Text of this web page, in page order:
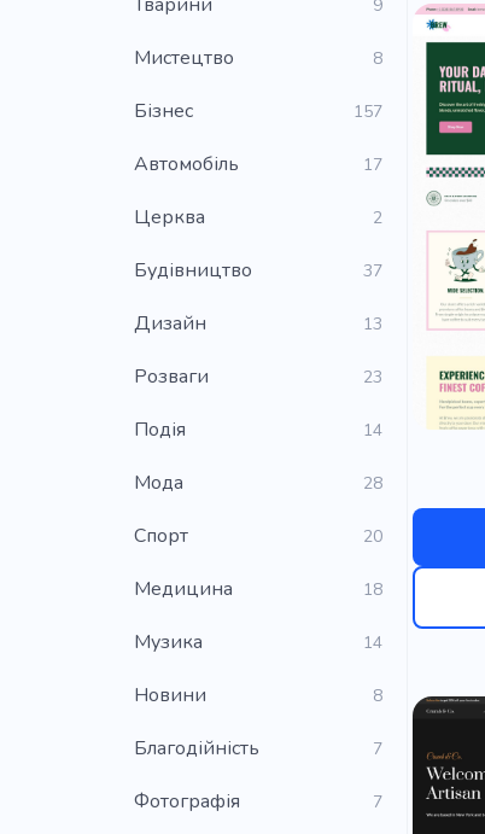
9
Мистецтво 8
Бізнес 157
Автомобіль 17
Церква 2
Будівництво 37
Дизайн 13
Розваги 23
Подія 14
Мода 28
Cпорт 20
Медицина 18
Музика 14
Новини 8
Благодійність 7
Фотографія 7